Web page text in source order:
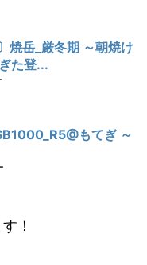
焼岳_厳冬期 ～朝焼け
た登...
もてぎ ～
！